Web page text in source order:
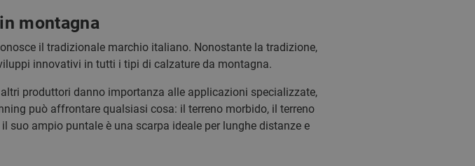
montagna
il tradizionale marchio italiano. Nonostante la tradizione,
innovativi in tutti i tipi di calzature da montagna.
produttori danno importanza alle applicazioni specializzate,
può affrontare qualsiasi cosa: il terreno morbido, il terreno
suo ampio puntale è una scarpa ideale per lunghe distanze e